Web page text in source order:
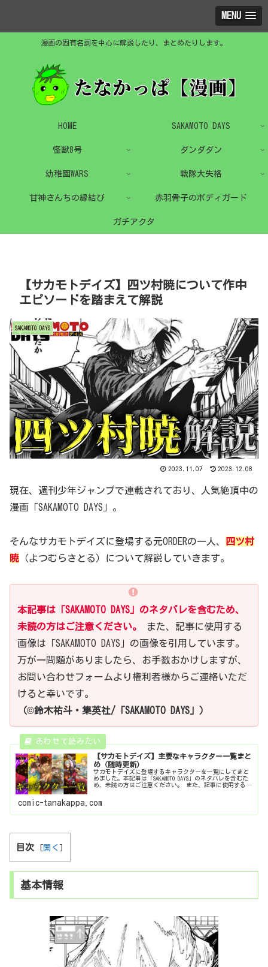
MENU
漫画の固有名詞を中心に解説したり、まとめたりします。
HOME SAKAMOTO DAYS
怪獣8号 ダンダダン
幼稚園WARS 戦隊大失格
甘神さんちの縁結び 赤羽骨子のボディガード
ガチアクタ
【サカモトデイズ】四ツ村暁について作中
エピソードを踏まえて解説
SAKAMOTO DAYS
2023.11.07 2023.12.08
現在、週刊少年ジャンプで連載されており、人気絶頂中の
漫画「SAKAMOTO DAYS」。
そんなサカモトデイズに登場する元ORDERの一人、
四ツ村
暁 （よつむらさとる）について解説していきます。
本記事は「SAKAMOTO DAYS」のネタバレを含むため、
未読の方はご注意ください。
また、記事に使用する
画像は「SAKAMOTO DAYS」の画像を引用しています。
万が一問題がありましたら、お手数おかけしますが、
お問い合わせフォームより権利者様からご連絡いただ
けると幸いです。
（©鈴木祐斗・集英社/「SAKAMOTO DAYS」）
【サカモトデイズ】主要なキャラクター一覧まと
め（随時更新）
サカモトデイズに登場するキャラクターを一覧にしてまと
めました。本記事は「SAKAMOTO DAYS」のネタバレを含むた
め、未読の方はご注意ください。 また、記事に使用する画
comic-tanakappa.com
目次 開く
基本情報